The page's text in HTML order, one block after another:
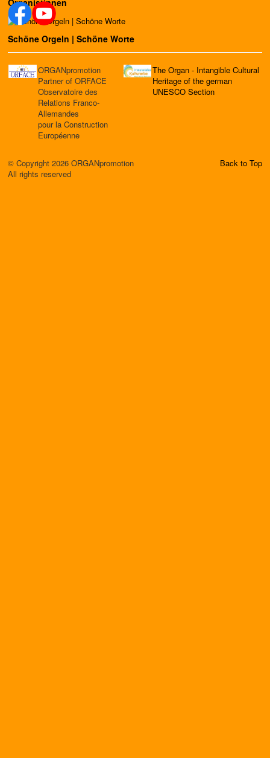
Organistinnen
Schöne Orgeln | Schöne Worte
ORGANpromotion
Partner of ORFACE
Observatoire des
Relations Franco-
Allemandes
pour la Construction
Européenne
The Organ - Intangible Cultural
Heritage of the german
UNESCO Section
© Copyright 2026 ORGANpromotion
All rights reserved
Back to Top